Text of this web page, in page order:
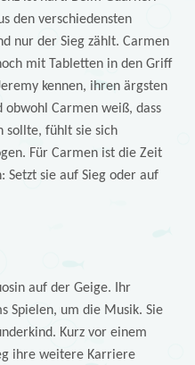
den verschiedensten
nur der Sieg zählt. Carmen
mit Tabletten in den Griff
kennen, ihren ärgsten
obwohl Carmen weiß, dass
sollte, fühlt sie sich
Für Carmen ist die Zeit
Setzt sie auf Sieg oder auf
auf der Geige. Ihr
Spielen, um die Musik. Sie
Kurz vor einem
ihre weitere Karriere